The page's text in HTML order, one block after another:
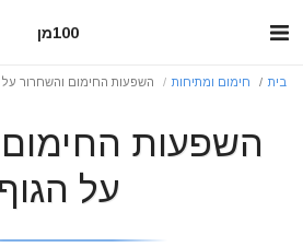
100מן
בית חימום ומתיחות השפעות החימום והשחרור על
השפעות
על הגוף